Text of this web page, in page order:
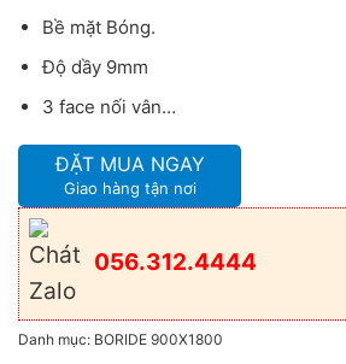
Bề mặt Bóng.
Độ dầy 9mm
3 face nối vân…
ĐẶT MUA NGAY
Giao hàng tận nơi
056.312.4444
Danh mục: BORIDE 900X1800